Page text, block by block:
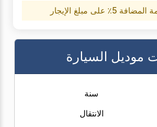
على مبلغ الإيجار
موديل السيارة
سنة
الانتقال